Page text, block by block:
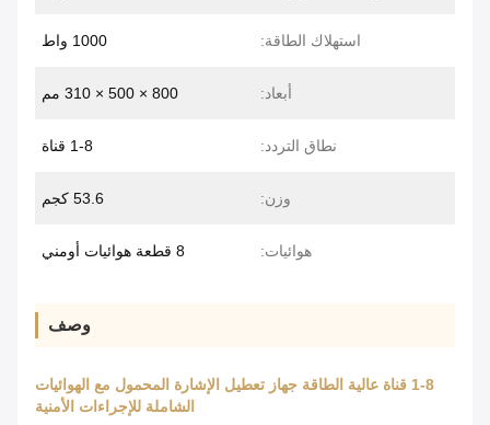
استهلاك الطاقة: 1000 واط
أبعاد: 800 × 500 × 310 مم
نطاق التردد: 1-8 قناة
وزن: 53.6 كجم
هوائيات: 8 قطعة هوائيات أومني
وصف
1-8 قناة عالية الطاقة جهاز تعطيل الإشارة المحمول مع الهوائيات
الشاملة للإجراءات الأمنية